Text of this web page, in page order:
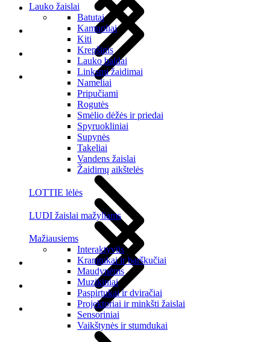
Lauko žaislai
Batutai
Kamuoliai
Kiti
Krepšinis
Lauko baldai
Linksmi žaidimai
Nameliai
Pripučiami
Rogutės
Smėlio dėžės ir priedai
Spyruokliniai
Supynės
Takeliai
Vandens žaislai
Žaidimų aikštelės
LOTTIE lėlės
LUDI žaislai mažyliams
Mažiausiems
Interaktyvūs
Kramtukai ir barškučiai
Maudynėms
Muzikiniai
Paspirtukai ir dviračiai
Projektoriai ir minkšti žaislai
Sensoriniai
Vaikštynės ir stumdukai